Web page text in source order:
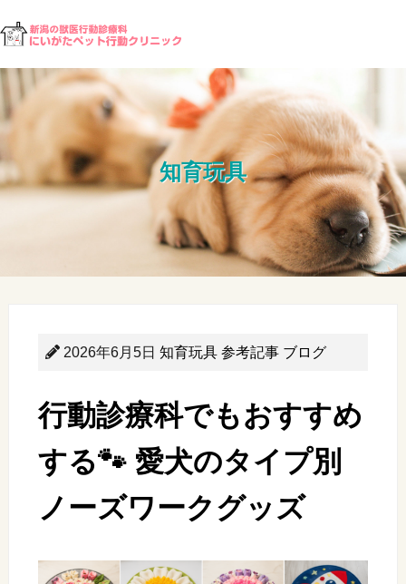
知育玩具
2026年6月5日 知育玩具 参考記事 ブログ
行動診療科でもおすすめ
する🐾 愛犬のタイプ別
ノーズワークグッズ